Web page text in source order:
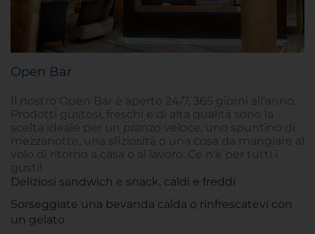
Open Bar
Il nostro Open Bar è aperto 24/7, 365 giorni all'anno.
Prodotti gustosi, freschi e di alta qualità sono la
scelta ideale per un pranzo veloce, uno spuntino di
mezzanotte, una sfiziosità o una cosa da mangiare al
volo di ritorno a casa o al lavoro. Ce n'è per tutti i
gusti!
Deliziosi sandwich e snack, caldi e freddi
Sorseggiate una bevanda calda o rinfrescatevi con
un gelato